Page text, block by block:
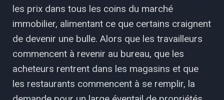
les prix dans tous les coins du marché
immobilier, alimentant ce que certains craignent
de devenir une bulle. Alors que les travailleurs
commencent à revenir au bureau, que les
acheteurs rentrent dans les magasins et que
les restaurants commencent à se remplir, la